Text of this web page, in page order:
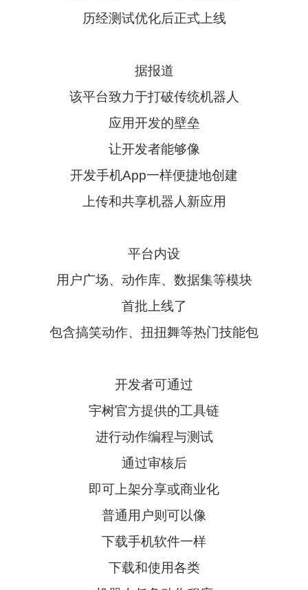
历经测试优化后正式上线
据报道
该平台致力于打破传统机器人
应用开发的壁垒
让开发者能够像
开发手机App一样便捷地创建
上传和共享机器人新应用
平台内设
用户广场、动作库、数据集等模块
首批上线了
包含搞笑动作、扭扭舞等热门技能包
开发者可通过
宇树官方提供的工具链
进行动作编程与测试
通过审核后
即可上架分享或商业化
普通用户则可以像
下载手机软件一样
下载和使用各类